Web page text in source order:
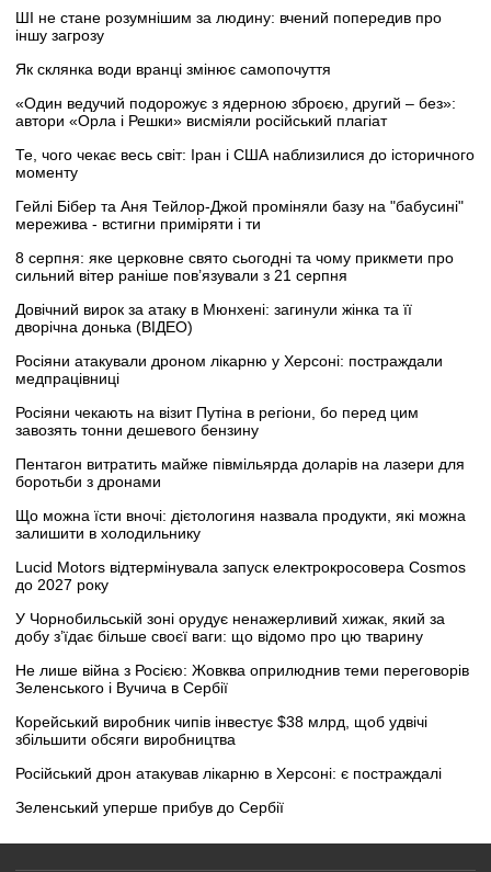
ШІ не стане розумнішим за людину: вчений попередив про
іншу загрозу
Як склянка води вранці змінює самопочуття
«Один ведучий подорожує з ядерною зброєю, другий – без»:
автори «Орла і Решки» висміяли російський плагіат
Те, чого чекає весь світ: Іран і США наблизилися до історичного
моменту
Гейлі Бібер та Аня Тейлор-Джой проміняли базу на "бабусині"
мережива - встигни приміряти і ти
8 серпня: яке церковне свято сьогодні та чому прикмети про
сильний вітер раніше пов’язували з 21 серпня
Довічний вирок за атаку в Мюнхені: загинули жінка та її
дворічна донька (ВІДЕО)
Росіяни атакували дроном лікарню у Херсоні: постраждали
медпрацівниці
Росіяни чекають на візит Путіна в регіони, бо перед цим
завозять тонни дешевого бензину
Пентагон витратить майже півмільярда доларів на лазери для
боротьби з дронами
Що можна їсти вночі: дієтологиня назвала продукти, які можна
залишити в холодильнику
Lucid Motors відтермінувала запуск електрокросовера Cosmos
до 2027 року
У Чорнобильській зоні орудує ненажерливий хижак, який за
добу з’їдає більше своєї ваги: що відомо про цю тварину
Не лише війна з Росією: Жовква оприлюднив теми переговорів
Зеленського і Вучича в Сербії
Корейський виробник чипів інвестує $38 млрд, щоб удвічі
збільшити обсяги виробництва
Російський дрон атакував лікарню в Херсоні: є постраждалі
Зеленський уперше прибув до Сербії